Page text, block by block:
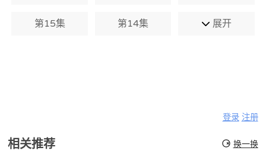
第15集 第14集 展开
登录 注册
相关推荐 换一换